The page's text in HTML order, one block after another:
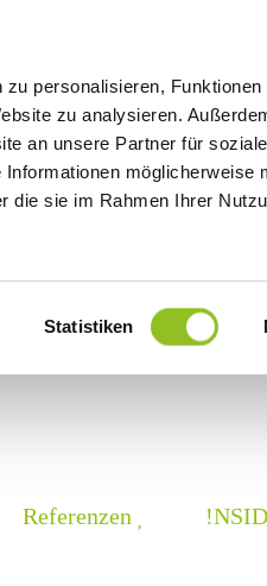
personalisieren,
zu analysieren.
an unsere Partner für
möglicherweise
die sie im Rahmen Ihrer
Statistiken
Referenzen